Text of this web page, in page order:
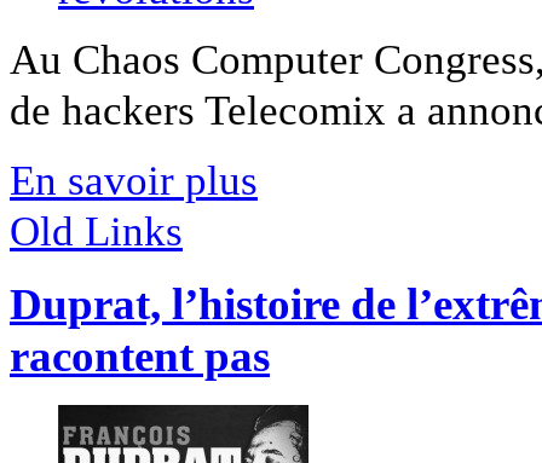
Au Chaos Computer
de hackers Telecomix a
En savoir plus
Old Links
Duprat, l’histoire de
racontent pas